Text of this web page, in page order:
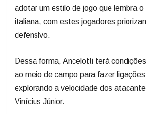
adotar um estilo de jogo que lembra o
italiana, com estes jogadores
defensivo.
Dessa forma, Ancelotti terá
ao meio de campo para fazer
explorando a velocidade dos
Vinícius Júnior.